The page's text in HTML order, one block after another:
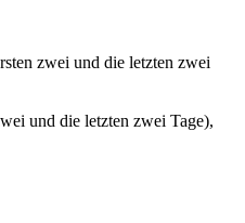
zwei und die letzten zwei
und die letzten zwei Tage),